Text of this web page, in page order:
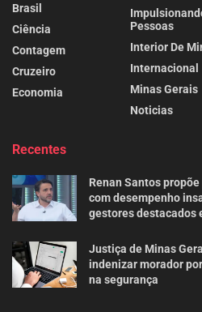
Brasil
Ciência
Contagem
Cruzeiro
Economia
Pessoas
Interior De
Internacional
Minas Gerais
Noticias
Recentes
Renan Santos
com desempenho
gestores destacados
Justiça de Minas
indenizar morador
na segurança